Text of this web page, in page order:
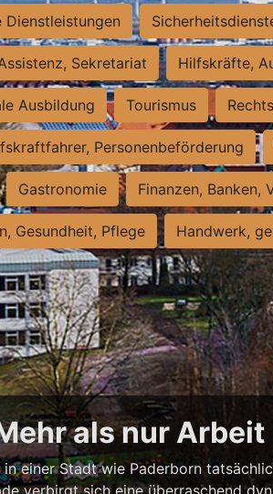
Dienstleistungen
Sekretariat Hilfskräfte,
Ausbildung Tourismus
Personenbeförderung
Gastronomie Finanzen, Banken,
Gesundheit, Pflege Handwerk,
als nur Arbeit
einer Stadt wie Paderborn